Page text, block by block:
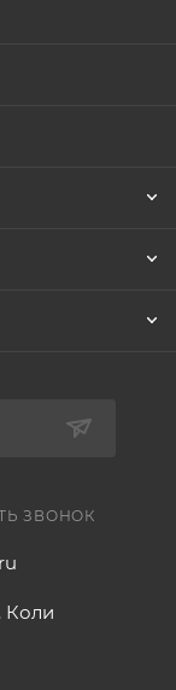
ЗВОНОК
Коли